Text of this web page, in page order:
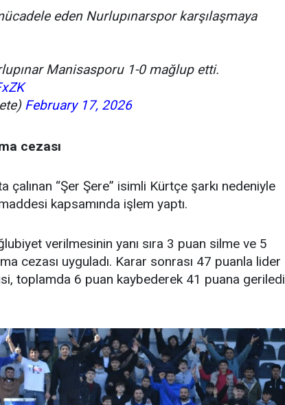
eden Nurlupınarspor karşılaşmaya
Manisasporu 1-0 mağlup etti.
February 17, 2026
cezası
çalınan “Şer Şere” isimli Kürtçe şarkı nedeniyle
kapsamında işlem yaptı.
verilmesinin yanı sıra 3 puan silme ve 5
cezası uyguladı. Karar sonrası 47 puanla lider
toplamda 6 puan kaybederek 41 puana geriledi